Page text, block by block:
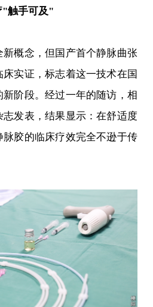
"触手可及"
概念，但国产首个静脉曲张
实证，标志着这一技术在国
阶段。经过一年的随访，相
发表，结果显示：在舒适度
胶的临床疗效完全不逊于传